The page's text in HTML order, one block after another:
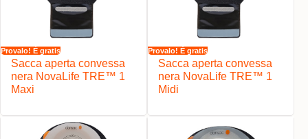
Provalo! È gratis
Sacca aperta convessa
nera NovaLife TRE™ 1
Maxi
Provalo! È gratis
Sacca aperta convessa
nera NovaLife TRE™ 1
Midi